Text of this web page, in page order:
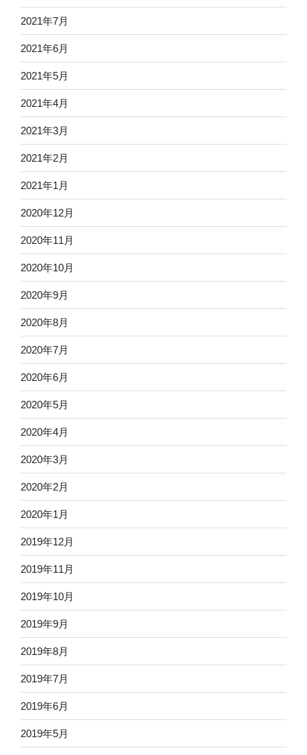
2021年7月
2021年6月
2021年5月
2021年4月
2021年3月
2021年2月
2021年1月
2020年12月
2020年11月
2020年10月
2020年9月
2020年8月
2020年7月
2020年6月
2020年5月
2020年4月
2020年3月
2020年2月
2020年1月
2019年12月
2019年11月
2019年10月
2019年9月
2019年8月
2019年7月
2019年6月
2019年5月